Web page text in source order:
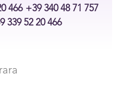
466 +39 340 48 71 757
339 52 20 466